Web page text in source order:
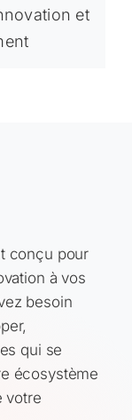
et
conçu pour
à vos
besoin
qui se
écosystème
votre